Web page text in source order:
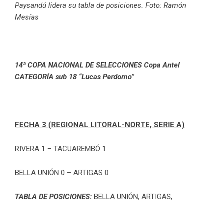
Paysandú lidera su tabla de posiciones. Foto: Ramón
Mesías
14ª COPA NACIONAL DE SELECCIONES Copa Antel
CATEGORÍA sub 18 “Lucas Perdomo”
FECHA 3 (REGIONAL LITORAL-NORTE, SERIE A)
RIVERA 1 – TACUAREMBÓ 1
BELLA UNIÓN 0 – ARTIGAS 0
TABLA DE POSICIONES: BELLA UNIÓN, ARTIGAS,